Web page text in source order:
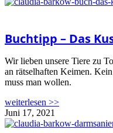
Buchtipp – Das
Wir lieben unsere Tiere zu
an rätselhaften Keimen.
muss man wollen.
weiterlesen >>
Juni 17, 2021